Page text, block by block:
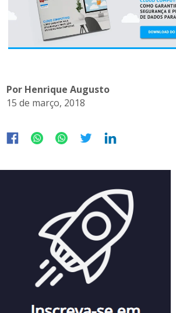
Por Henrique Augusto
15 de março, 2018